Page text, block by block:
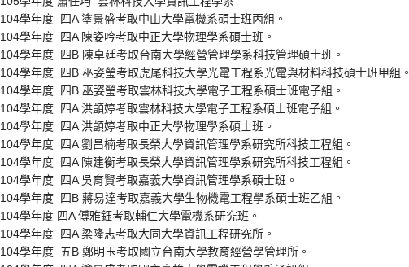
104學年度 四A 塗景盛考取中山大學電機系碩士班丙組。
104學年度 四A 陳姿吟考取中正大學物理學系碩士班。
104學年度 四B 陳卓廷考取台南大學經營管理學系科技管理碩士班。
104學年度 四B 巫姿瑩考取虎尾科技大學光電工程系光電與材料科技碩士班甲組。
104學年度 四B 巫姿瑩考取雲林科技大學電子工程系碩士班電子組。
104學年度 四A 洪顗婷考取雲林科技大學電子工程系碩士班電子組。
104學年度 四A 洪顗婷考取中正大學物理學系碩士班。
104學年度 四A 劉昌楠考取長榮大學資訊管理學系研究所科技工程組。
104學年度 四A 陳建衡考取長榮大學資訊管理學系研究所科技工程組。
104學年度 四A 吳育賢考取嘉義大學資訊管理學系碩士班。
104學年度 四B 蔣易達考取嘉義大學生物機電工程學系碩士班乙組。
104學年度 四A 傅雅鈺考取輔仁大學電機系研究班。
104學年度 四A 梁隆志考取大同大學資訊工程研究所。
104學年度 五B 鄭明玉考取國立台南大學教育經營學管理所。